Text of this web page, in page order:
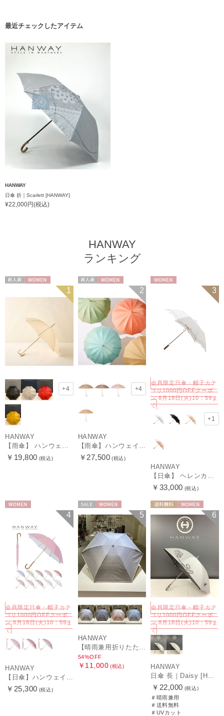
最近チェックしたアイテム
HANWAY
日傘 折｜Scarlett [HANWAY]
¥22,000円(税込)
HANWAY
ランキング
1
+4
HANWAY
【雨傘】 ハンウェイ （HANWAY） Couturier クチュリエ 長傘 日本製
￥19,800 (税込)
2
+4
HANWAY
【雨傘】ハンウェイ （HANWAY ）真田耳（サナダミミ）長傘 日本製 カーボン骨
￥27,500 (税込)
3
会員限定日傘・帽子カテ
ゴリ1000円OFFクーポ
ン 8月18日(火)10：59ま
で
+1
HANWAY
【日傘】 ヘレンカミンスキー（HELEN KAMINSKI） X ハンウェイ (HANWAY) コラボ プロヴァンスタイプ 麻無地 ラフィアコード 折りたたみ傘 曲がり手元 純パラソル
￥33,000 (税込)
4
会員限定日傘・帽子カテ
ゴリ1000円OFFクーポ
ン 8月18日(火)10：59ま
で
HANWAY
￥25,300 (税込)
5
HANWAY
【晴雨兼用折りたたみ日傘】ハンウェイ (HANWAY) Socal Gir（ソーカル・ガール） 暑さ対策、紫外線対策、親骨：～50cm 雨の日OK 遮光 UV 晴雨兼用
54%OFF
￥11,000 (税込)
6
会員限定日傘・帽子カテ
ゴリ1000円OFFクーポ
ン 8月18日(火)10：59ま
で
HANWAY
￥22,000 (税込)
＃晴雨兼用
＃送料無料
＃UVカット